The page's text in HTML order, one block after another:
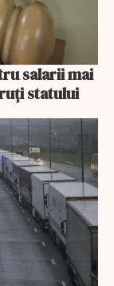
salarii mai
statului